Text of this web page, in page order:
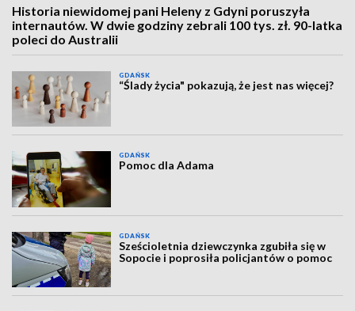
Historia niewidomej pani Heleny z Gdyni poruszyła
internautów. W dwie godziny zebrali 100 tys. zł. 90-latka
poleci do Australii
GDAŃSK
“Ślady życia" pokazują, że jest nas więcej?
GDAŃSK
Pomoc dla Adama
GDAŃSK
Sześcioletnia dziewczynka zgubiła się w
Sopocie i poprosiła policjantów o pomoc